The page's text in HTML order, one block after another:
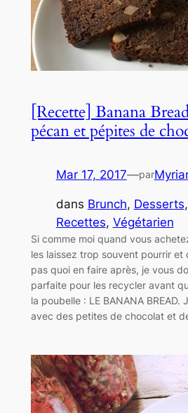
[Recette] Banana
pécan et pépites de
Mar 17, 2017—par
dans Brunch, Desserts,
Recettes, Végétarien
Si comme moi quand vous
les laissez trop souvent pourrir et
pas quoi en faire après, je vous
parfaite pour les recycler avant
la poubelle : LE BANANA BREAD.
avec des petites de chocolat et